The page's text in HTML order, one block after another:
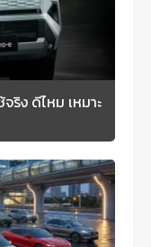
ริง ดีไหม เหมาะ